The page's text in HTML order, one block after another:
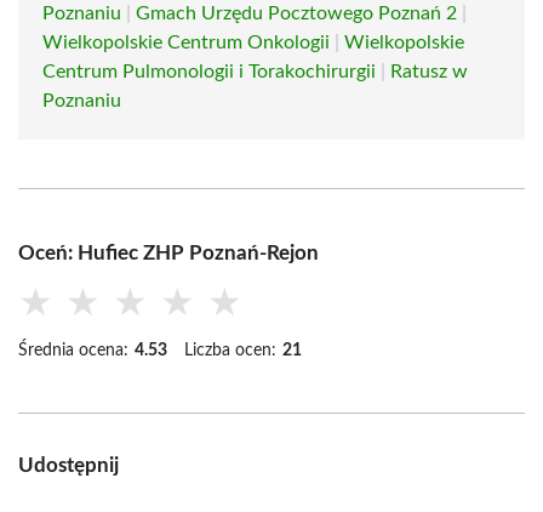
Poznaniu
Gmach Urzędu Pocztowego Poznań 2
Wielkopolskie Centrum Onkologii
Wielkopolskie
Centrum Pulmonologii i Torakochirurgii
Ratusz w
Poznaniu
Oceń: Hufiec ZHP Poznań-Rejon
★ ★ ★ ★ ★
Średnia ocena: 4.53 Liczba ocen: 21
Udostępnij